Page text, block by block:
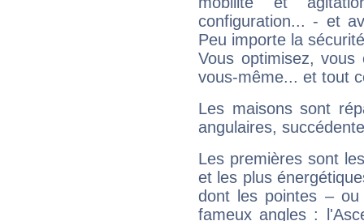
configuration... - et
Peu importe la
Vous optimisez, vous
vous-même... et tout
Les maisons sont
angulaires,
Les premières sont
et les plus
dont les pointes –
fameux angles :